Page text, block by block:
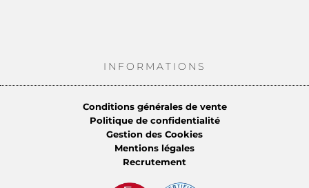
INFORMATIONS
Conditions générales de vente
Politique de confidentialité
Gestion des Cookies
Mentions légales
Recrutement